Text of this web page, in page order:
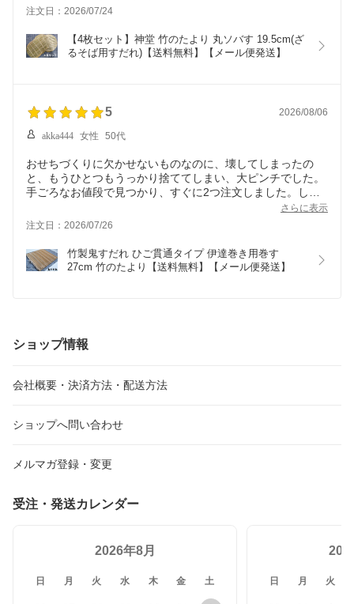
注文日：2026/07/24
【4枚セット】神堂 竹のたより 丸ソバす 19.5cm(ざ
るそば用すだれ)【送料無料】【メール便発送】
5 2026/08/06
akka444 女性 50代
おせちづくりに欠かせないものなのに、壊してしまったの
と、もうひとつもうっかり捨ててしまい、大ピンチでした。
手ごろなお値段で見つかり、すぐに2つ注文しました。しっ
さらに表示
注文日：2026/07/26
竹製鬼すだれ ひご貫通タイプ 伊達巻き用巻す
27cm 竹のたより【送料無料】【メール便発送】
ショップ情報
会社概要・決済方法・配送方法
ショップへ問い合わせ
メルマガ登録・変更
受注・発送カレンダー
2026年8月
日 月 火 水 木 金 土 日 月 火